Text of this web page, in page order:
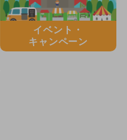
イベント・
キャンペーン